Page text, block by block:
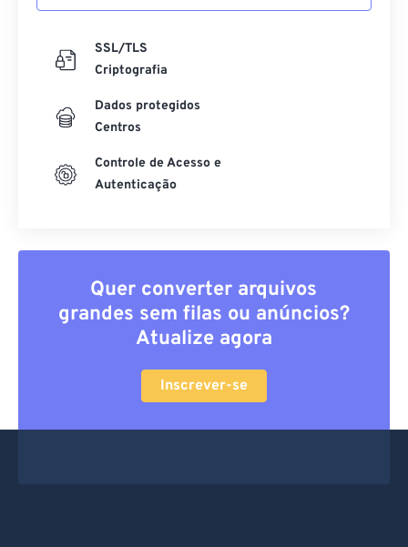
SSL/TLS
Criptografia
Dados protegidos
Centros
Controle de Acesso e
Autenticação
Quer converter arquivos
grandes sem filas ou anúncios?
Atualize agora
Inscrever-se